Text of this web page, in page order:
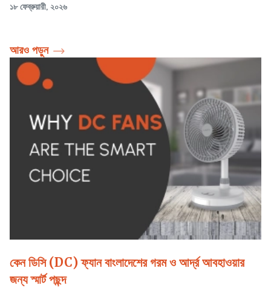
১৮ ফেব্রুয়ারী, ২০২৬
আরও পড়ুন
কেন ডিসি (DC) ফ্যান বাংলাদেশের গরম ও আর্দ্র আবহাওয়ার
জন্য স্মার্ট পছন্দ